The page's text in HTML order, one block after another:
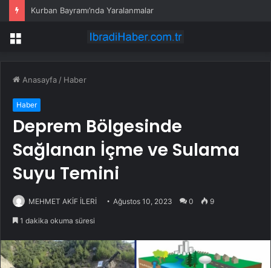
Kurban Bayramı’nda Yaralanmalar
Menü
Anasayfa / Haber
Haber
Deprem Bölgesinde
Sağlanan İçme ve Sulama
Suyu Temini
MEHMET AKİF İLERİ Ağustos 10, 2023 0 9
1 dakika okuma süresi